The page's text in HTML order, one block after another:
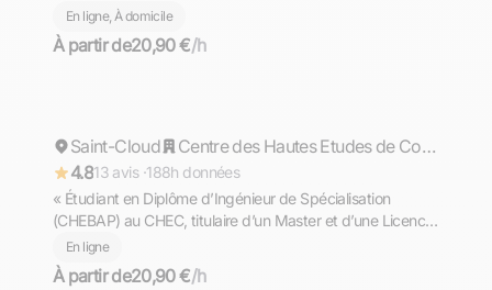
et de Physique (prépa, L1, L2) — en ligne ou en présentiel
à Brest
En ligne, À domicile
À partir de20,90 €/h
Répond rapidement
Saint-Cloud
Centre des Hautes Etudes de Construction
4.813 avis ·188h données
« Étudiant en Diplôme d’Ingénieur de Spécialisation
(CHEBAP) au CHEC, titulaire d’un Master et d’une Licence
en Physique, propose cours de Physique (niveau Lycée ,
supérieur et Prépas) en Île-de-France »
En ligne
À partir de20,90 €/h